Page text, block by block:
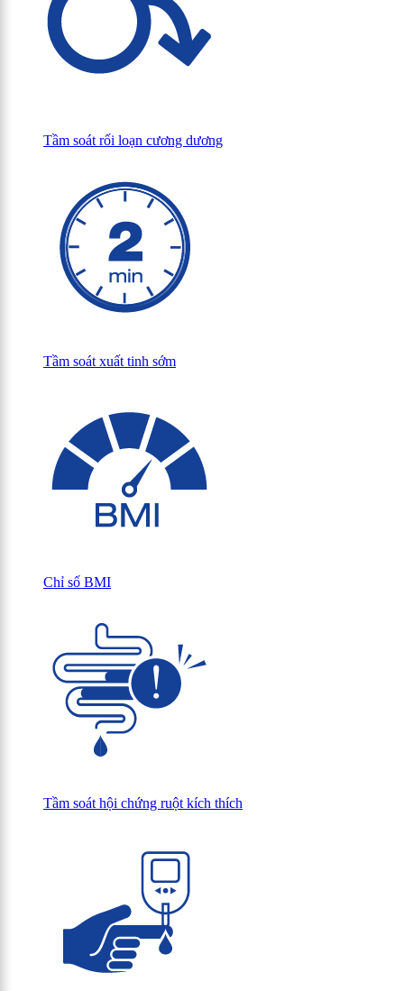
Tầm soát rối loạn cương dương
Tầm soát xuất tinh sớm
Chỉ số BMI
Tầm soát hội chứng ruột kích thích